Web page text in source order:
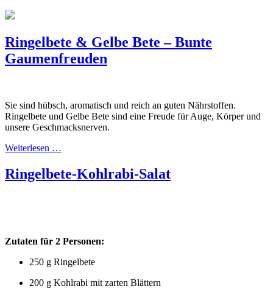
Ringelbete & Gelbe Bete – Bunte
Gaumenfreuden
Sie sind hübsch, aromatisch und reich an guten Nährstoffen.
Ringelbete und Gelbe Bete sind eine Freude für Auge, Körper und
unsere Geschmacksnerven.
Weiterlesen …
Ringelbete-Kohlrabi-Salat
Zutaten für 2 Personen:
250 g Ringelbete
200 g Kohlrabi mit zarten Blättern